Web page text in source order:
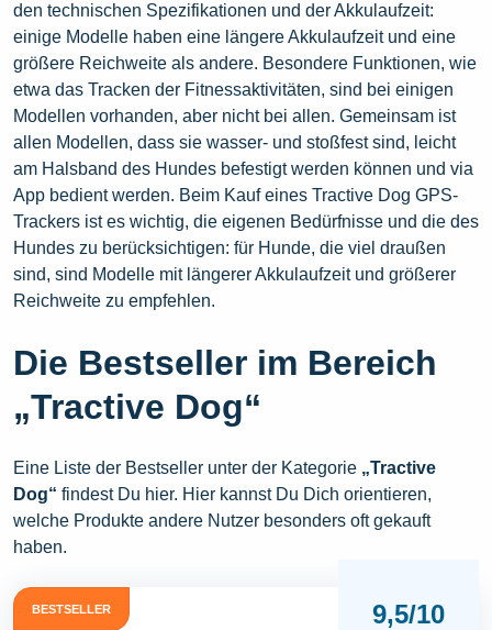
den technischen Spezifikationen und der Akkulaufzeit:
einige Modelle haben eine längere Akkulaufzeit und eine
größere Reichweite als andere. Besondere Funktionen, wie
etwa das Tracken der Fitnessaktivitäten, sind bei einigen
Modellen vorhanden, aber nicht bei allen. Gemeinsam ist
allen Modellen, dass sie wasser- und stoßfest sind, leicht
am Halsband des Hundes befestigt werden können und via
App bedient werden. Beim Kauf eines Tractive Dog GPS-
Trackers ist es wichtig, die eigenen Bedürfnisse und die des
Hundes zu berücksichtigen: für Hunde, die viel draußen
sind, sind Modelle mit längerer Akkulaufzeit und größerer
Reichweite zu empfehlen.
Die Bestseller im Bereich
„Tractive Dog“
Eine Liste der Bestseller unter der Kategorie „Tractive
Dog“ findest Du hier. Hier kannst Du Dich orientieren,
welche Produkte andere Nutzer besonders oft gekauft
haben.
BESTSELLER 9,5/10